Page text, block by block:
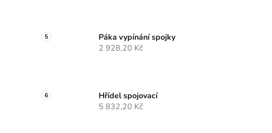
Páka vypínání spojky
2 928,20 Kč
Hřídel spojovací
5 832,20 Kč